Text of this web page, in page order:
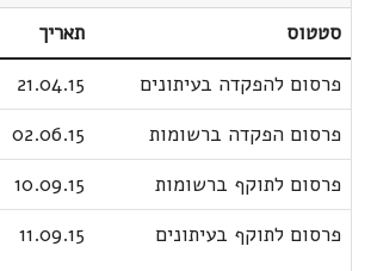
סטטוס תאריך
פרסום להפקדה בעיתונים
21.04.15
פרסום הפקדה ברשומות
02.06.15
פרסום לתוקף ברשומות
10.09.15
פרסום לתוקף בעיתונים
11.09.15